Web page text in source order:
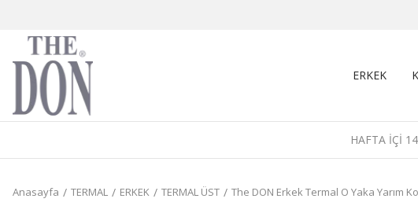
ERKEK
HAFTA İÇİ
Anasayfa TERMAL ERKEK TERMAL ÜST The DON Erkek Termal O Yaka Yarım